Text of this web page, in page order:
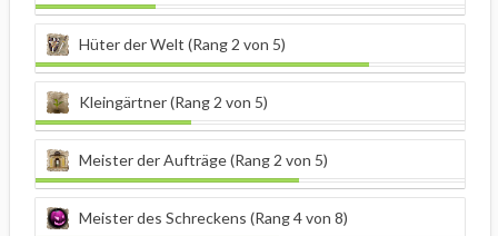
Hüter der Welt (Rang 2 von 5)
Kleingärtner (Rang 2 von 5)
Meister der Aufträge (Rang 2 von 5)
Meister des Schreckens (Rang 4 von 8)